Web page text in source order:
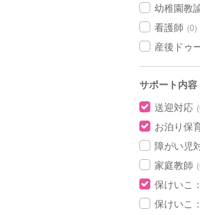
幼稚園教
看護師 (0)
産後ドゥ
サポート内容
送迎対応
お泊り保
障がい児
家庭教師
保けいこ
保けいこ